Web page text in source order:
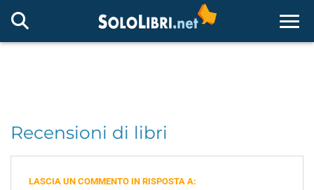
Recensioni di libri
LASCIA UN COMMENTO IN RISPOSTA A: